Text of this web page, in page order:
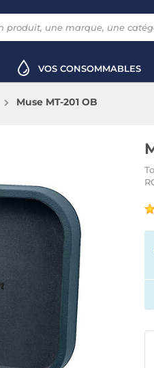
VOS CONSOMMABLES
Muse MT-201 OB